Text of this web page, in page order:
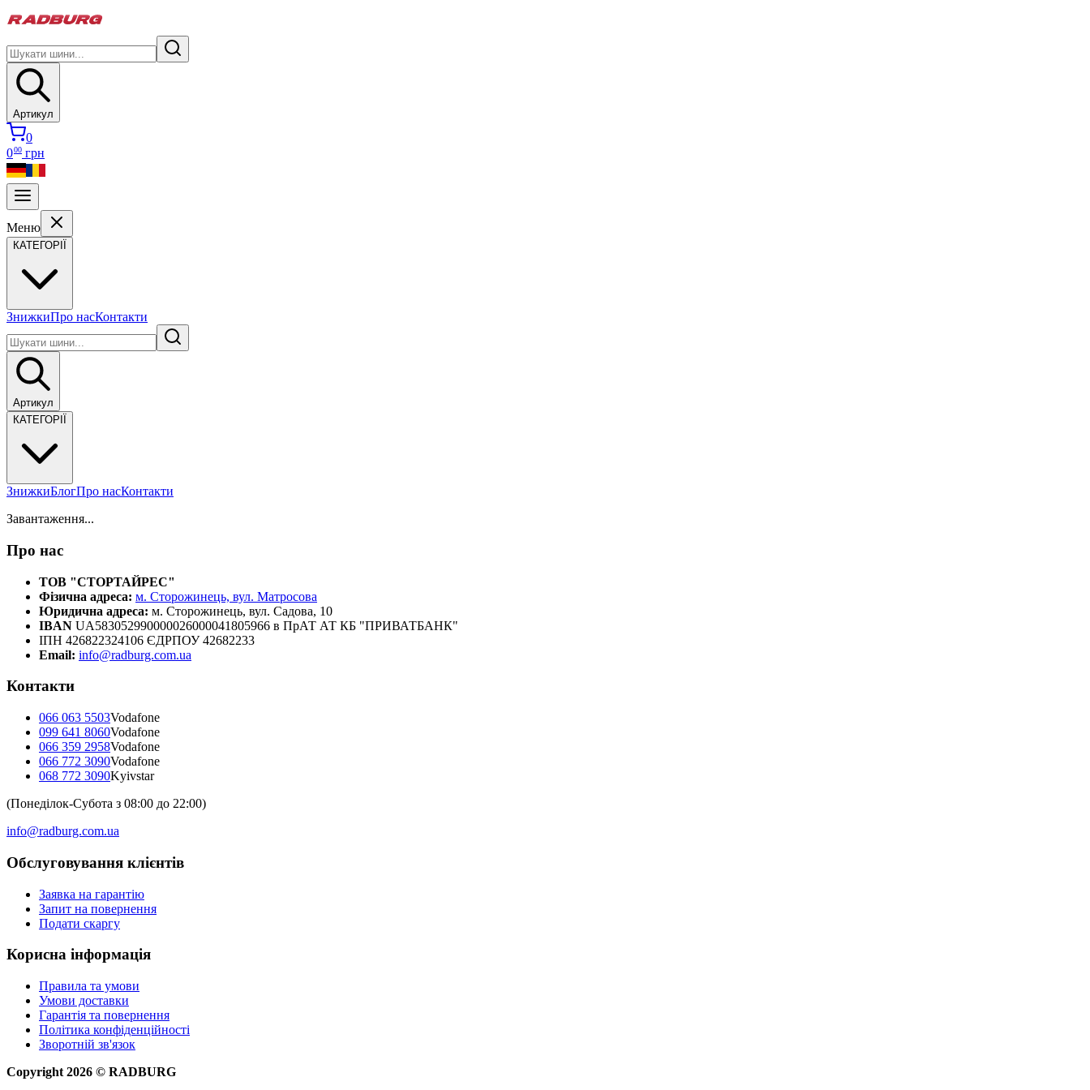
Артикул
0
000 грн
Меню
КАТЕГОРІЇ
ЗнижкиПро насКонтакти
Артикул
КАТЕГОРІЇ
ЗнижкиБлогПро насКонтакти
Завантаження...
Про нас
ТОВ "СТОРТАЙРЕС"
Фізична адреса: м. Сторожинець, вул. Матросова
Юридична адреса: м. Сторожинець, вул. Садова, 10
IBAN UA583052990000026000041805966 в ПрАТ АТ КБ "ПРИВАТБАНК"
ІПН 426822324106 ЄДРПОУ 42682233
Email: info@radburg.com.ua
Контакти
066 063 5503Vodafone
099 641 8060Vodafone
066 359 2958Vodafone
066 772 3090Vodafone
068 772 3090Kyivstar
(Понеділок-Субота з 08:00 до 22:00)
info@radburg.com.ua
Обслуговування клієнтів
Заявка на гарантію
Запит на повернення
Подати скаргу
Корисна інформація
Правила та умови
Умови доставки
Гарантія та повернення
Політика конфіденційності
Зворотній зв'язок
Copyright 2026 © RADBURG